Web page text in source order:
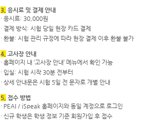
3. 응시료 및 결제 안내
· 응시료: 30,000원
· 결제 방식: 시험 당일 현장 카드 결제
· 환불: 시험 관리 규정에 따라 현장 결제 이후 환불 불가
4. 고사장 안내
· 홈페이지 내 ‘고사장 안내’ 메뉴에서 확인 가능
· 입실: 시험 시작 30분 전부터
· 상세 안내문은 시험 5일 전 문자로 개별 안내
5. 접수 방법
· PEAI / iSpeak 홈페이지와 동일 계정으로 로그인
· 신규 학생은 학생 정보 기준 회원가입 후 접수